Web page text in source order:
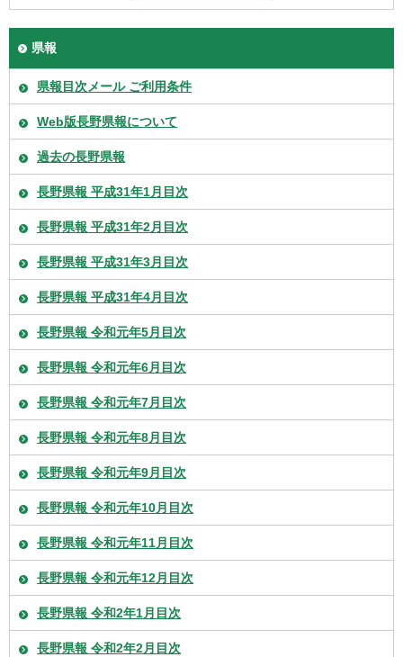
県報
県報目次メール ご利用条件
Web版長野県報について
過去の長野県報
長野県報 平成31年1月目次
長野県報 平成31年2月目次
長野県報 平成31年3月目次
長野県報 平成31年4月目次
長野県報 令和元年5月目次
長野県報 令和元年6月目次
長野県報 令和元年7月目次
長野県報 令和元年8月目次
長野県報 令和元年9月目次
長野県報 令和元年10月目次
長野県報 令和元年11月目次
長野県報 令和元年12月目次
長野県報 令和2年1月目次
長野県報 令和2年2月目次